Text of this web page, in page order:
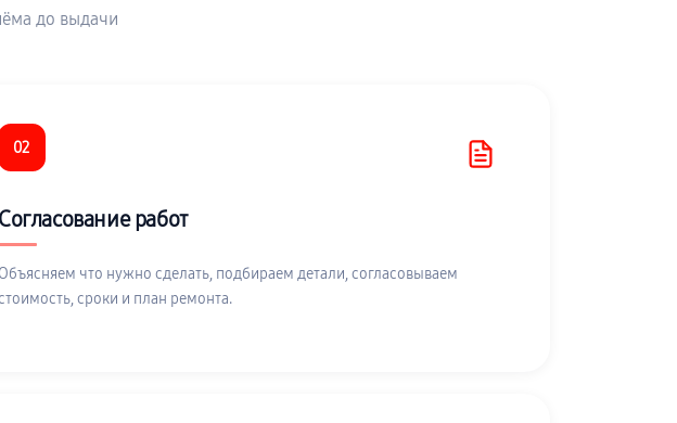
до выдачи
02
Согласование работ
Объясняем что нужно сделать, подбираем детали, согласовываем
сроки и план ремонта.